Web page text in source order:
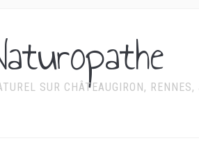
SUR CHÂTEAUGIRON,